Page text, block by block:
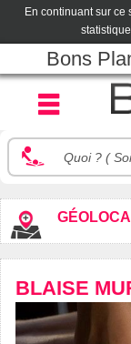
En continuant sur ce
Bons
BLAISE